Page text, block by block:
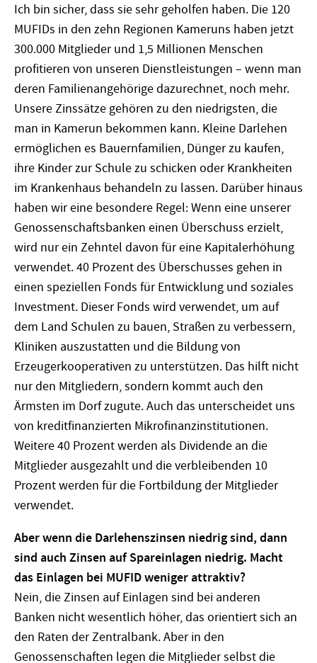
Ich bin sicher, dass sie sehr geholfen haben. Die 120
MUFIDs in den zehn Regionen Kameruns haben jetzt
300.000 Mitglieder und 1,5 Millionen Menschen
profitieren von unseren Dienstleistungen – wenn man
deren Familienangehörige dazurechnet, noch mehr.
Unsere Zinssätze gehören zu den niedrigsten, die
man in Kamerun bekommen kann. Kleine Darlehen
ermöglichen es Bauernfamilien, Dünger zu kaufen,
ihre Kinder zur Schule zu schicken oder Krankheiten
im Krankenhaus behandeln zu lassen. Darüber hinaus
haben wir eine besondere Regel: Wenn eine unserer
Genossenschaftsbanken einen Überschuss erzielt,
wird nur ein Zehntel davon für eine Kapitalerhöhung
verwendet. 40 Prozent des Überschusses gehen in
einen speziellen Fonds für Entwicklung und soziales
Investment. Dieser Fonds wird verwendet, um auf
dem Land Schulen zu bauen, Straßen zu verbessern,
Kliniken auszustatten und die Bildung von
Erzeugerkooperativen zu unterstützen. Das hilft nicht
nur den Mitgliedern, sondern kommt auch den
Ärmsten im Dorf zugute. Auch das unterscheidet uns
von kreditfinanzierten Mikrofinanzinstitutionen.
Weitere 40 Prozent werden als Dividende an die
Mitglieder ausgezahlt und die verbleibenden 10
Prozent werden für die Fortbildung der Mitglieder
verwendet.
Aber wenn die Darlehenszinsen niedrig sind, dann
sind auch Zinsen auf Spareinlagen niedrig. Macht
das Einlagen bei MUFID weniger attraktiv?
Nein, die Zinsen auf Einlagen sind bei anderen
Banken nicht wesentlich höher, das orientiert sich an
den Raten der Zentralbank. Aber in den
Genossenschaften legen die Mitglieder selbst die